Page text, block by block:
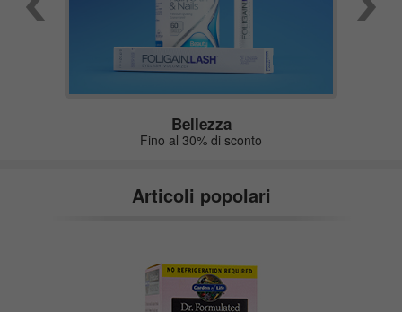
Bellezza
Fino al 30% di sconto
Articoli popolari